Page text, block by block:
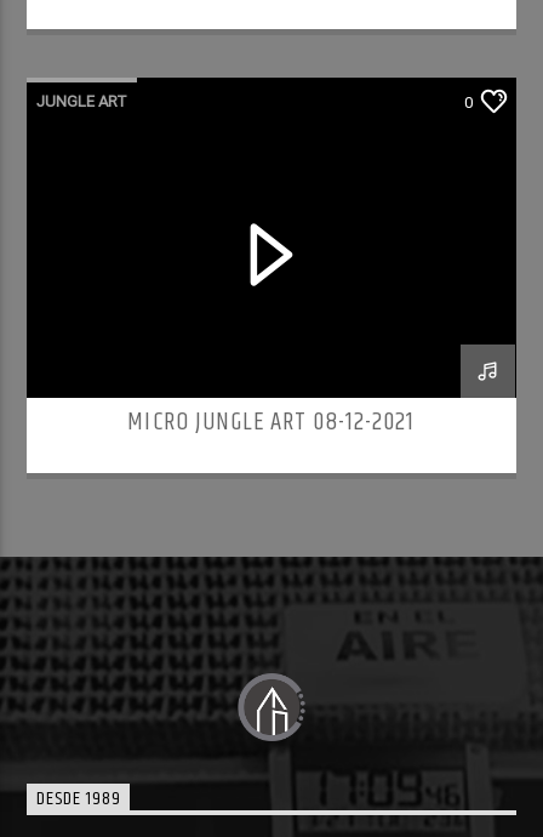
JUNGLE ART 0
MICRO JUNGLE ART 08-12-2021
DESDE 1989